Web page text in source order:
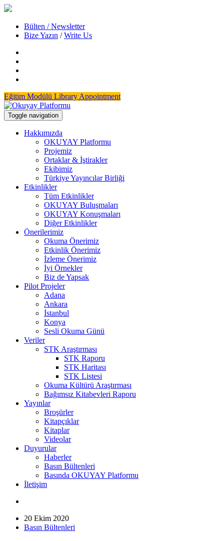
Bülten / Newsletter
Bize Yazın /Write Us
Eğitim Modülü Library Appointment
Toggle navigation
Hakkımızda
OKUYAY Platformu
Projemiz
Ortaklar & İştirakler
Ekibimiz
Türkiye Yayıncılar Birliği
Etkinlikler
Tüm Etkinlikler
OKUYAY Buluşmaları
OKUYAY Konuşmaları
Diğer Etkinlikler
Önerilerimiz
Okuma Önerimiz
Etkinlik Önerimiz
İzleme Önerimiz
İyi Örnekler
Biz de Yapsak
Pilot Projeler
Adana
Ankara
İstanbul
Konya
Sesli Okuma Günü
Veriler
STK Araştırması
STK Raporu
STK Haritası
STK Listesi
Okuma Kültürü Araştırması
Bağımsız Kitabevleri Raporu
Yayınlar
Broşürler
Kitapçıklar
Kitaplar
Videolar
Duyurular
Haberler
Basın Bültenleri
Basında OKUYAY Platformu
İletişim
20 Ekim 2020
Basın Bültenleri